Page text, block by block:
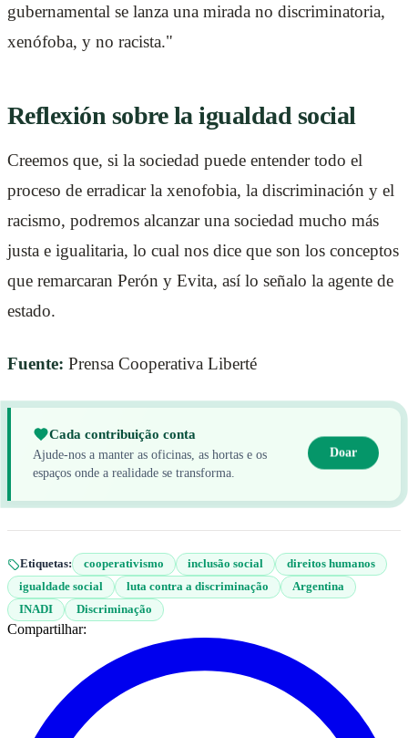
gubernamental se lanza una mirada no discriminatoria,
xenófoba, y no racista."
Reflexión sobre la igualdad social
Creemos que, si la sociedad puede entender todo el
proceso de erradicar la xenofobia, la discriminación y el
racismo, podremos alcanzar una sociedad mucho más
justa e igualitaria, lo cual nos dice que son los conceptos
que remarcaran Perón y Evita, así lo señalo la agente de
estado.
Fuente: Prensa Cooperativa Liberté
Cada contribuição conta
Ajude-nos a manter as oficinas, as hortas e os
espaços onde a realidade se transforma.
Doar
Etiquetas: cooperativismo inclusão social
direitos humanos
igualdade social
luta contra a discriminação
Argentina
INADI
Discriminação
Compartilhar: